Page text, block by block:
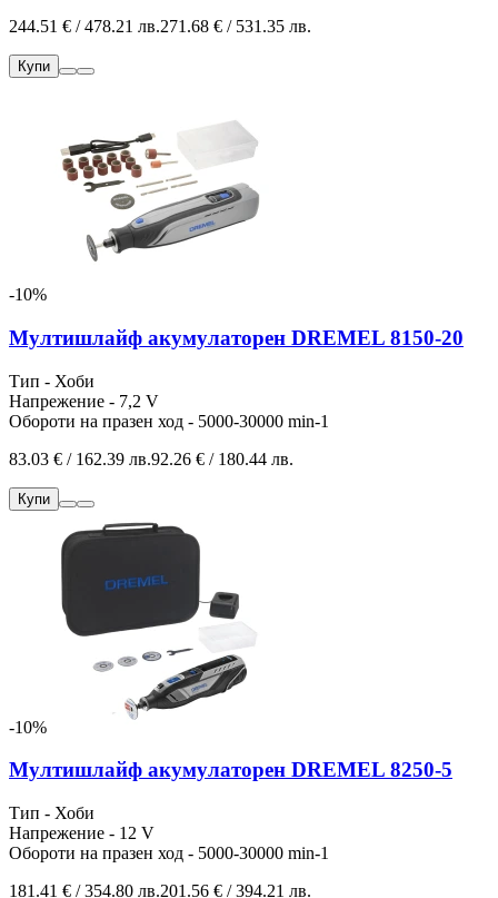
244.51 € / 478.21 лв.271.68 € / 531.35 лв.
Купи
-10%
Мултишлайф акумулаторен DREMEL 8150-20
Тип - Хоби
Напрежение - 7,2 V
Обороти на празен ход - 5000-30000 min-1
83.03 € / 162.39 лв.92.26 € / 180.44 лв.
Купи
-10%
Мултишлайф акумулаторен DREMEL 8250-5
Тип - Хоби
Напрежение - 12 V
Обороти на празен ход - 5000-30000 min-1
181.41 € / 354.80 лв.201.56 € / 394.21 лв.